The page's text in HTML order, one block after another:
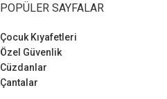
POPÜLER SAYFALAR
Çocuk Kıyafetleri
Özel Güvenlik
Cüzdanlar
Çantalar